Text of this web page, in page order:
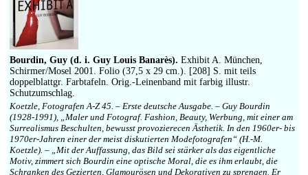
Bourdin, Guy (d. i. Guy Louis Banarès). Exhibit A. München,
Schirmer/Mosel 2001. Folio (37,5 x 29 cm.). [208] S. mit teils
doppelblattgr. Farbtafeln. Orig.-Leinenband mit farbig illustr.
Schutzumschlag.
Koetzle, Fotografen A-Z 45. – Erste deutsche Ausgabe. – Guy Bourdin
(1928-1991), „Maler und Fotograf. Fashion, Beauty, Werbung, mit einer am
Surrealismus Beschulten, bewusst provozierecen Ästhetik. In den 1960er- bis
1970er-Jahren einer der meist diskutierten Modefotografen“ (H.-M.
Koetzle). – „Mit der Auffassung, das Bild sei stärker als das eigentliche
Motiv, zimmert sich Bourdin eine optische Moral, die es ihm erlaubt, die
Schranken des Gezierten, Glamourösen und Dekorativen zu sprengen. Er